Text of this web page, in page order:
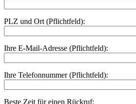
PLZ und Ort (Pflichtfeld):
Ihre E-Mail-Adresse (Pflichtfeld):
Ihre Telefonnummer (Pflichtfeld):
Beste Zeit für einen Rückruf: